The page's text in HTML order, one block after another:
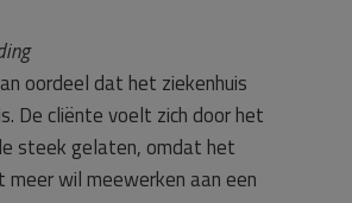
oordeel dat het ziekenhuis
De cliënte voelt zich door het
steek gelaten, omdat het
meer wil meewerken aan een